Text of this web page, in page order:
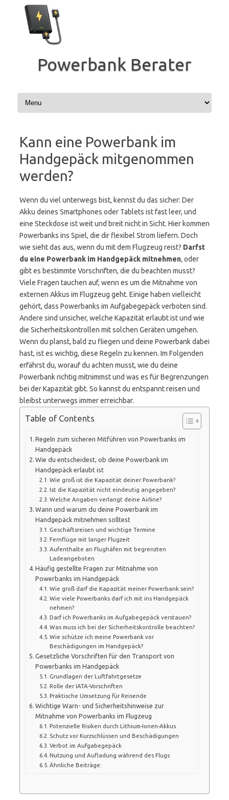
Inhalt
springen
Powerbank Berater
Kann eine Powerbank im
Handgepäck mitgenommen
werden?
Wenn du viel unterwegs bist, kennst du das sicher: Der
Akku deines Smartphones oder Tablets ist fast leer, und
eine Steckdose ist weit und breit nicht in Sicht. Hier kommen
Powerbanks ins Spiel, die dir flexibel Strom liefern. Doch
wie sieht das aus, wenn du mit dem Flugzeug reist? Darfst
du eine Powerbank im Handgepäck mitnehmen, oder
gibt es bestimmte Vorschriften, die du beachten musst?
Viele Fragen tauchen auf, wenn es um die Mitnahme von
externen Akkus im Flugzeug geht. Einige haben vielleicht
gehört, dass Powerbanks im Aufgabegepäck verboten sind.
Andere sind unsicher, welche Kapazität erlaubt ist und wie
die Sicherheitskontrollen mit solchen Geräten umgehen.
Wenn du planst, bald zu fliegen und deine Powerbank dabei
hast, ist es wichtig, diese Regeln zu kennen. Im Folgenden
erfährst du, worauf du achten musst, wie du deine
Powerbank richtig mitnimmst und was es für Begrenzungen
bei der Kapazität gibt. So kannst du entspannt reisen und
bleibst unterwegs immer erreichbar.
Table of Contents
Regeln zum sicheren Mitführen von Powerbanks im
Handgepäck
Wie du entscheidest, ob deine Powerbank im
Handgepäck erlaubt ist
Wie groß ist die Kapazität deiner Powerbank?
Ist die Kapazität nicht eindeutig angegeben?
Welche Angaben verlangt deine Airline?
Wann und warum du deine Powerbank im
Handgepäck mitnehmen solltest
Geschäftsreisen und wichtige Termine
Fernflüge mit langer Flugzeit
Aufenthalte an Flughäfen mit begrenzten
Ladeangeboten
Häufig gestellte Fragen zur Mitnahme von
Powerbanks im Handgepäck
Wie groß darf die Kapazität meiner Powerbank sein?
Wie viele Powerbanks darf ich mit ins Handgepäck
nehmen?
Darf ich Powerbanks im Aufgabegepäck verstauen?
Was muss ich bei der Sicherheitskontrolle beachten?
Wie schütze ich meine Powerbank vor
Beschädigungen im Handgepäck?
Gesetzliche Vorschriften für den Transport von
Powerbanks im Handgepäck
Grundlagen der Luftfahrtgesetze
Rolle der IATA-Vorschriften
Praktische Umsetzung für Reisende
Wichtige Warn- und Sicherheitshinweise zur
Mitnahme von Powerbanks im Flugzeug
Potenzielle Risiken durch Lithium-Ionen-Akkus
Schutz vor Kurzschlüssen und Beschädigungen
Verbot im Aufgabegepäck
Nutzung und Aufladung während des Flugs
Ähnliche Beiträge: